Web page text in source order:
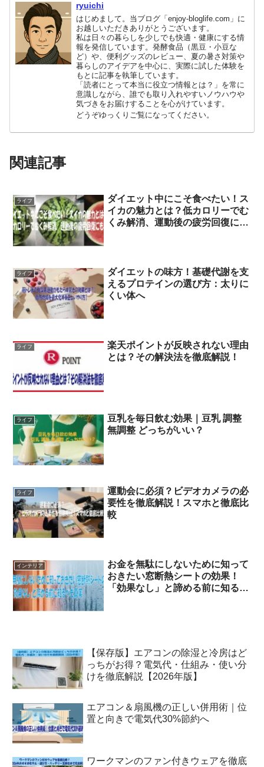
ryuichi
はじめまして。当ブログ「enjoy-bloglife.com」に
お越しいただきありがとうございます。
私は日々の暮らしを少しでも快適・健康にする情
報を発信しています。発酵食品（黒豆・小豆な
ど）や、便利グッズのレビュー、夏の暑さ対策や
暮らしのアイデアを中心に、実際に試した体験を
もとに記事を執筆しています。
「読者にとって本当に役立つ情報とは？」を常に
意識しながら、誰でも取り入れやすいノウハウや
気づきをお届けすることを心がけています。
どうぞゆっくりご覧になってください。
関連記事
ライフ
ダイエット中にこそ食べたい！ス
イカの魅力とは？低カロリーでむ
くみ解消、運動後の疲労回復に
ライフ
ダイエットの味方！基礎代謝を支
えるプロテインの選び方：太りに
くい体へ
ライフ
楽天ポイントが反映されない理由
とは？その解決法を徹底解説！
ライフ
豆乳を毎日飲む効果｜豆乳 調整
無調整 どっちがいい？
ライフ
運動会に必須？ビデオカメラの必
要性を徹底解説！スマホと徹底比
較
インテリア
お金を無駄にしないために知って
おきたい窓断熱シートの効果！
「効果なし」と諦める前に知るべ
【保存版】エアコンの除湿と冷房はど
っちがお得？電気代・仕組み・使い分
けを徹底解説【2026年版】
エアコン＆扇風機の正しい併用術｜位
置と向きで電気代30%節約へ
ワークマンのファン付きウェアを徹底